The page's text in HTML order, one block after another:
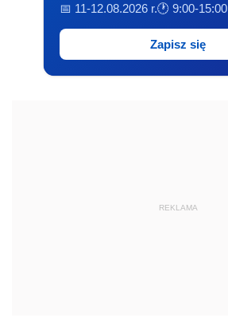
📅 11-12.08.2026 r.🕐 9:00-15:00
Zapisz się
REKLAMA